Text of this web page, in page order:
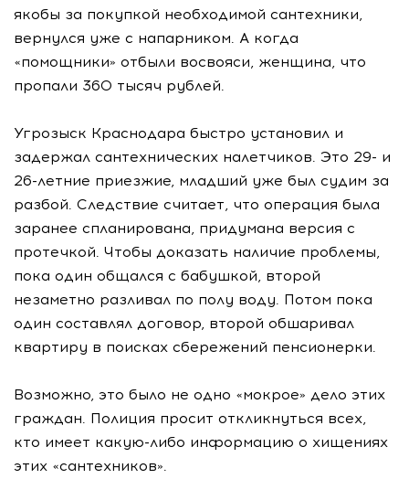
якобы за покупкой необходимой сантехники,
вернулся уже с напарником. А когда
«помощники» отбыли восвояси, женщина, что
пропали 360 тысяч рублей.
Угрозыск Краснодара быстро установил и
задержал сантехнических налетчиков. Это 29- и
26-летние приезжие, младший уже был судим за
разбой. Следствие считает, что операция была
заранее спланирована, придумана версия с
протечкой. Чтобы доказать наличие проблемы,
пока один общался с бабушкой, второй
незаметно разливал по полу воду. Потом пока
один составлял договор, второй обшаривал
квартиру в поисках сбережений пенсионерки.
Возможно, это было не одно «мокрое» дело этих
граждан. Полиция просит откликнуться всех,
кто имеет какую-либо информацию о хищениях
этих «сантехников».